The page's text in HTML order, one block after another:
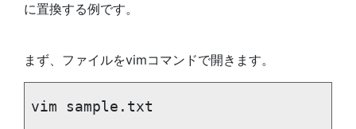
に置換する例です。
まず、ファイルをvimコマンドで開きます。
vim sample.txt